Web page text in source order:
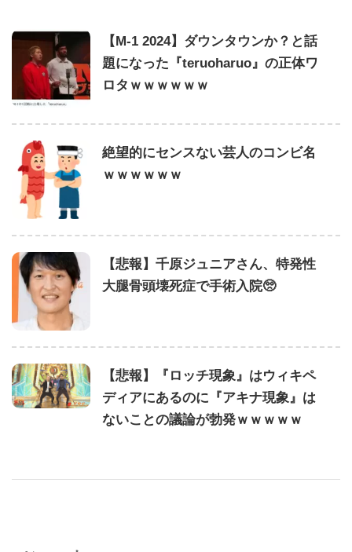
【M-1 2024】ダウンタウンか？と話
題になった『teruoharuo』の正体ワ
ロタｗｗｗｗｗｗ
絶望的にセンスない芸人のコンビ名
ｗｗｗｗｗｗ
【悲報】千原ジュニアさん、特発性
大腿骨頭壊死症で手術入院🥺
【悲報】『ロッチ現象』はウィキペ
ディアにあるのに『アキナ現象』は
ないことの議論が勃発ｗｗｗｗｗ